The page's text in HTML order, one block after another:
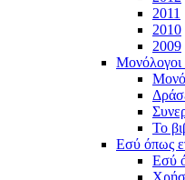
2011
2010
2009
Μονόλογοι
To
Εσύ όπως
Εσύ